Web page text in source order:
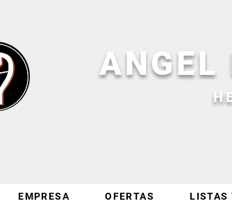
ANGEL
EMPRESA OFERTAS LISTAS